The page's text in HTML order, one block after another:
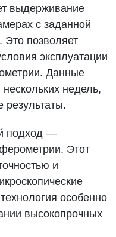
выдерживание
с заданной
Это позволяет
эксплуатации
Данные
недель,
результаты.
подход —
Этот
и
особенно
высокопрочных